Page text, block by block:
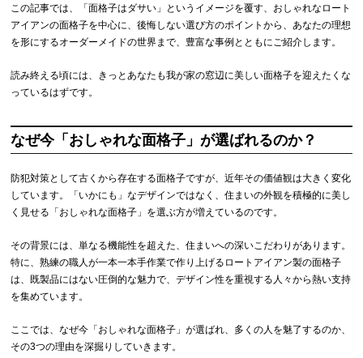
この記事では、「面格子はダサい」というイメージを覆す、おしゃれなロート
アイアンの面格子を中心に、後悔しない選び方のポイントから、あなたの理想
を形にするオーダーメイドの世界まで、豊富な事例とともにご紹介します。
読み終える頃には、きっとあなたも我が家の窓辺に美しい面格子を迎えたくな
っているはずです。
なぜ今「おしゃれな面格子」が選ばれるのか？
防犯対策として古くから存在する面格子ですが、近年その価値観は大きく変化
しています。「いかにも」なデザインではなく、住まいの外観を積極的に美し
く見せる「おしゃれな面格子」を選ぶ方が増えているのです。
その背景には、単なる機能性を超えた、住まいへの深いこだわりがあります。
特に、熟練の職人が一本一本手作業で作り上げるロートアイアン製の面格子
は、既製品にはない圧倒的な魅力で、デザイン性を重視する人々から熱い支持
を集めています。
ここでは、なぜ今「おしゃれな面格子」が選ばれ、多くの人を魅了するのか、
その3つの理由を深掘りしていきます。